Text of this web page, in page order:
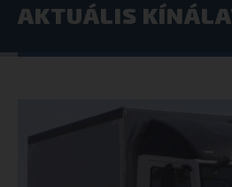
AKTUÁLIS